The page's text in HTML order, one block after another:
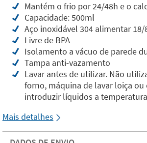
Mantém o frio por 24/48h e o
Capacidade: 500ml
Aço inoxidável 304 alimentar 18/
Livre de BPA
Isolamento a vácuo de parede
Tampa anti-vazamento
Lavar antes de utilizar. Não
forno, máquina de lavar loiça ou
introduzir líquidos a
Mais detalhes